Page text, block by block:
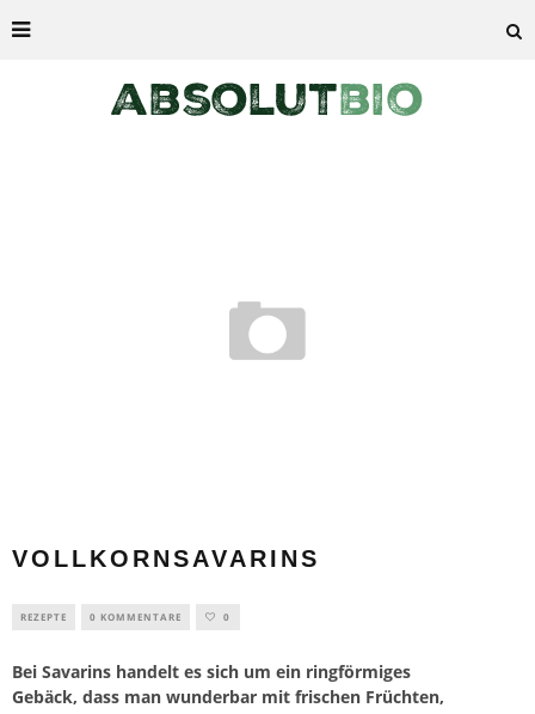
VOLLKORNSAVARINS
REZEPTE 0 KOMMENTARE 0
Bei Savarins handelt es sich um ein ringförmiges
Gebäck, dass man wunderbar mit frischen Früchten,